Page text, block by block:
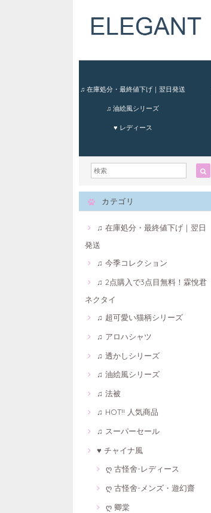
♫ 在庫処分・最終値下げ｜翌日発送
♫ 油絵風シリーズ
♥ レディース
カテゴリ
♫ 在庫処分・最終値下げ｜翌日
発送
♫ 今季コレクション
♫ 2点購入で3点目無料！霖悅君
ネクタイ
♫ 超可愛い猫柄シリーズ
♫ アロハシャツ
♫ 透かしシリーズ
♫ 油絵風シリーズ
♫ 法被
♫ HOT!! 人気商品
♫ スーパーセール
♥ チャイナ風
ღ 古怪舍-レディース
ღ 古怪舍-メンズ・遊幻齋
ღ 卿棠